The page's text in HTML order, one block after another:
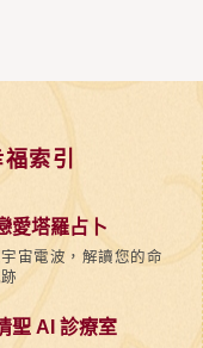
索引
愛塔羅占卜
宙電波，解讀您的命
聖 AI 診療室